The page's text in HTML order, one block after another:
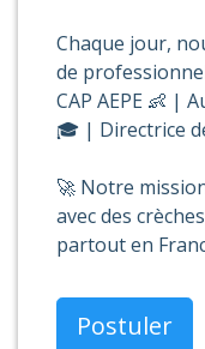
Chaque jour,
de
CAP AEPE 👶 |
🎓 | Directrice
🚀 Notre
avec des
partout en
Postuler